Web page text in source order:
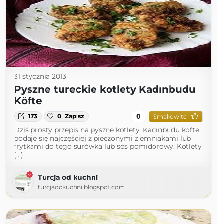
31 stycznia 2013
Pyszne tureckie kotlety Kadınbudu
Köfte
173 0 Zapisz 0 Smakowite
Dziś prosty przepis na pyszne kotlety. Kadınbudu köfte
podaje się najczęściej z pieczonymi ziemniakami lub
frytkami do tego surówka lub sos pomidorowy. Kotlety
(...)
Turcja od kuchni
turcjaodkuchni.blogspot.com